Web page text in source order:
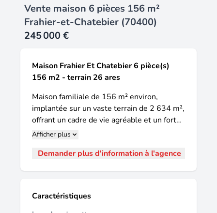
Vente maison 6 pièces 156 m²
Frahier-et-Chatebier (70400)
245 000 €
Maison Frahier Et Chatebier 6 pièce(s)
156 m2 - terrain 26 ares
Maison familiale de 156 m² environ,
implantée sur un vaste terrain de 2 634 m²,
offrant un cadre de vie agréable et un fort
potentiel d'évolution. Au rez-de-chaussée,
ouverte sur une agréable pièce de vie
salon, une chambre, une salle de bains ainsi
qu'un wc indépendant. L'étage dessert trois
Afficher plus
Demander plus d'information à l'agence
Caractéristiques